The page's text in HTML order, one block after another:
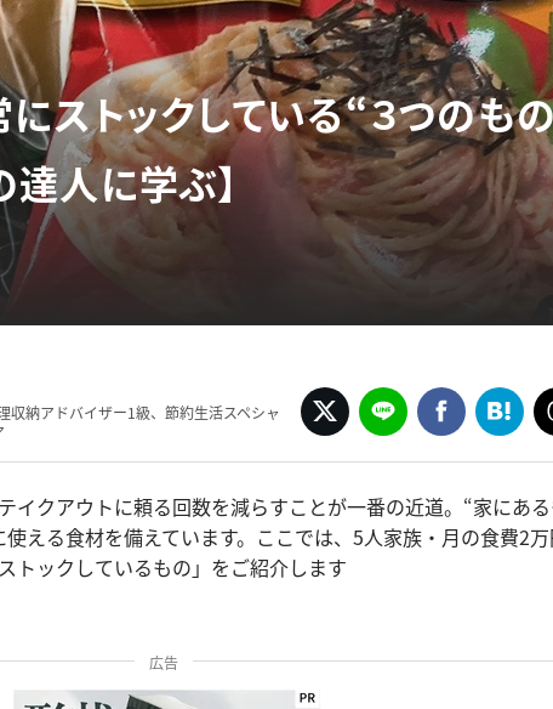
ストックしている“３つのも
人に学ぶ】
収納アドバイザー1級、節約生活スペシャ
イクアウトに頼る回数を減らすことが一番の近道。“家にあ
える食材を備えています。ここでは、5人家族・月の食費2
トックしているもの」をご紹介します
広告